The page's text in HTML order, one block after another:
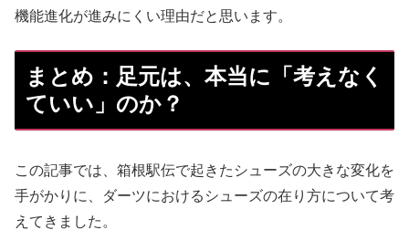
機能進化が進みにくい理由だと思います。
まとめ：足元は、本当に「考えなく
ていい」のか？
この記事では、箱根駅伝で起きたシューズの大きな変化を
手がかりに、ダーツにおけるシューズの在り方について考
えてきました。